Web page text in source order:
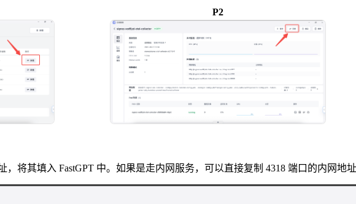
P2
将其填入 FastGPT 中。如果是走内网服务，可以直接复制 4318 端口的内网地